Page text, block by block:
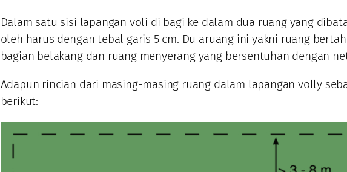
Dalam satu sisi lapangan voli di bagi ke dalam dua ruang yang
oleh harus dengan tebal garis 5 cm. Du aruang ini yakni ruang
bagian belakang dan ruang menyerang yang bersentuhan dengan
Adapun rincian dari masing-masing ruang dalam lapangan volly
berikut: